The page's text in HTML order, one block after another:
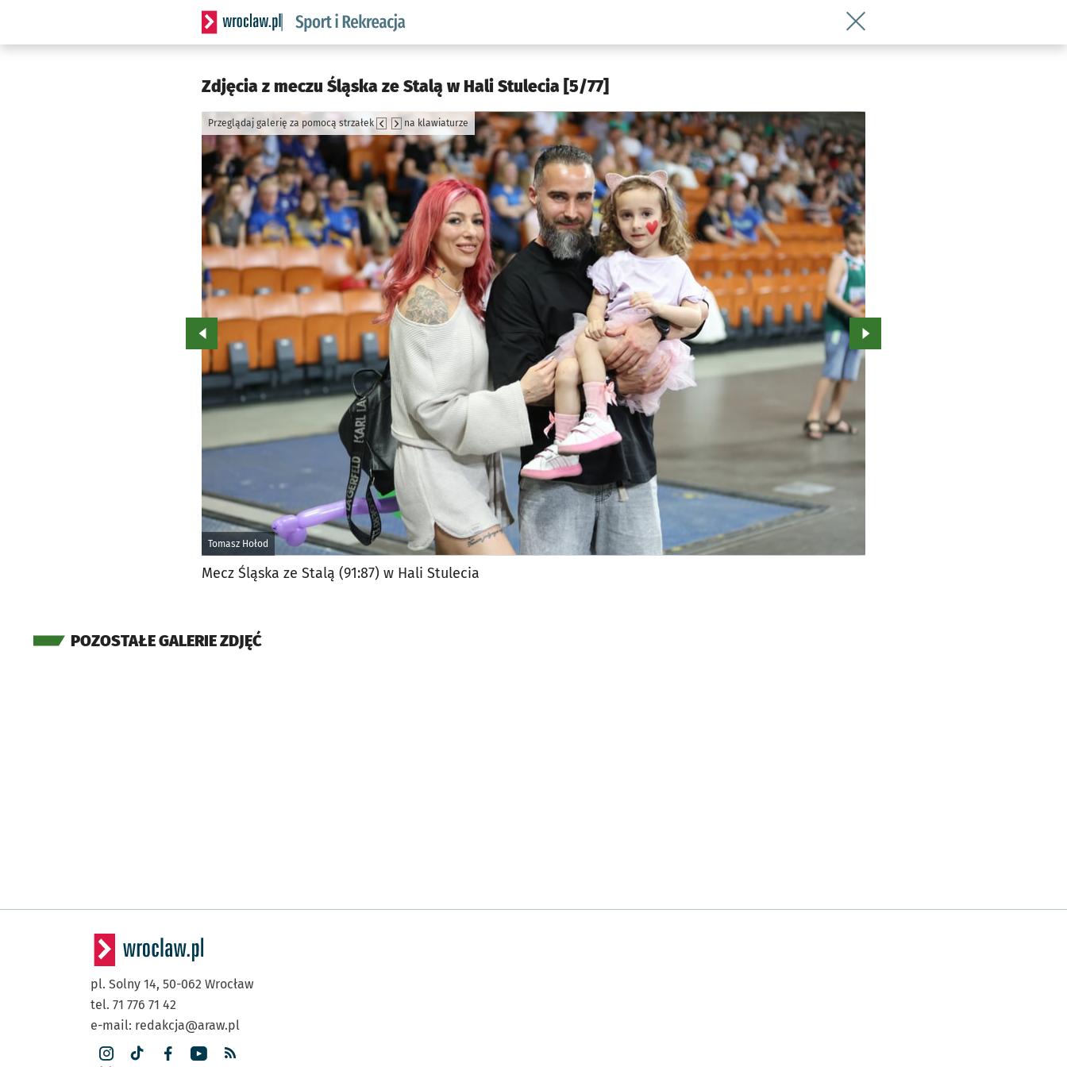
Serwis informacyjny wroclaw.pl podserwis: Sport i rekreacja
Wróć do artykułu Zdjęcia z meczu
Zdjęcia z meczu Śląska ze Stalą w Hali Stulecia [5/77]
Tomasz Hołod
Przeglądaj galerię za pomocą strzałek na klawiaturze
Przejdź do poprzedniego zdjęcia. Przejdź do kolejnego zdjęcia.
Mecz Śląska ze Stalą (91:87) w Hali Stulecia
POZOSTAŁE GALERIE ZDJĘĆ
pl. Solny 14, 50-062 Wrocław
tel. 71 776 71 42
e-mail: redakcja@araw.pl